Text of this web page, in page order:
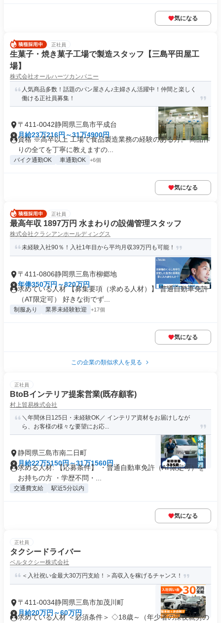
気になる
正社員
生菓子・焼き菓子工場で製造スタッフ【三島平田屋工
場】
株式会社オールハーツカンパニー
人気商品多数！話題のパン屋さん♪主婦さん活躍中！仲間と楽しく
働ける正社員募集！
〒411-0042静岡県三島市平成台
月給23万216円～31万4900円
資格 ※高卒以上 工場で食品製造業務の経験のある方。 商品作
りの全てを丁寧に教えますの...
バイク通勤OK 車通勤OK +6個
気になる
正社員
最高年収 1897万円 水まわりの設備管理スタッフ
株式会社クラシアンホールディングス
未経験入社90％！入社1年目から平均月収39万円も可能！
〒411-0806静岡県三島市柳郷地
年俸350万円～820万円
求めている人材 【募集要項（求める人材）】 普通自動車免許
（AT限定可） 好きな街でず...
制服あり 業界未経験歓迎 +17個
気になる
この企業の類似求人を見る
正社員
BtoBインテリア提案営業(既存顧客)
村上貿易株式会社
＼年間休日125日・未経験OK／ インテリア資材をお届けしなが
ら、お客様の様々な要望にお応...
静岡県三島市南二日町
月給22万5150円～31万1560円
求める人材: 【応募条件】 ・普通自動車免許（AT限定可）を
お持ちの方 ・学歴不問・...
交通費支給 駅近5分以内
気になる
正社員
タクシードライバー
ベルタクシー株式会社
＜入社祝い金最大30万円支給！＞高収入を稼げるチャンス！
〒411-0034静岡県三島市加茂川町
月給20万円～60万円
求めている人材 ＜必須条件＞ ◇18歳～（年少者の深夜就労の